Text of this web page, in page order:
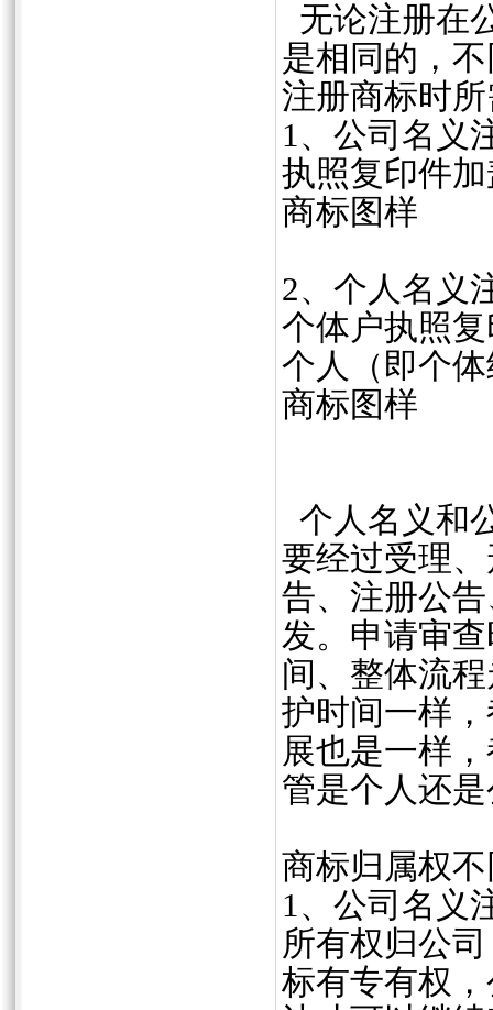
无论注册在
是相同的，
注册商标时
1、公司名义
执照复印件
商标图样
2、个人名义
个体户执照
个人（即个
商标图样
个人名义和
要经过受理
告、注册公
发。申请审
间、整体流
护时间一样
展也是一样
管是个人还
商标归属权
1、公司名义
所有权归公
标有专有权